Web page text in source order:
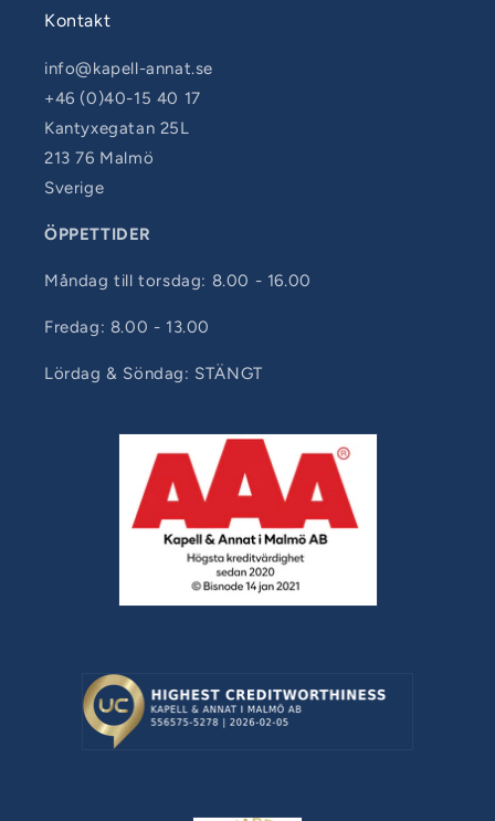
Kontakt
info@kapell-annat.se
+46 (0)40-15 40 17
Kantyxegatan 25L
213 76 Malmö
Sverige
ÖPPETTIDER
Måndag till torsdag: 8.00 - 16.00
Fredag: 8.00 - 13.00
Lördag & Söndag: STÄNGT